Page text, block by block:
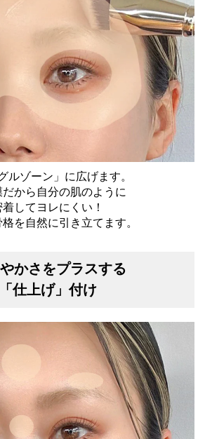
ルゾーン」に広げます。
だから自分の肌のように
着してヨレにくい！
を自然に引き立てます。
かさをプラスする
「仕上げ」付け